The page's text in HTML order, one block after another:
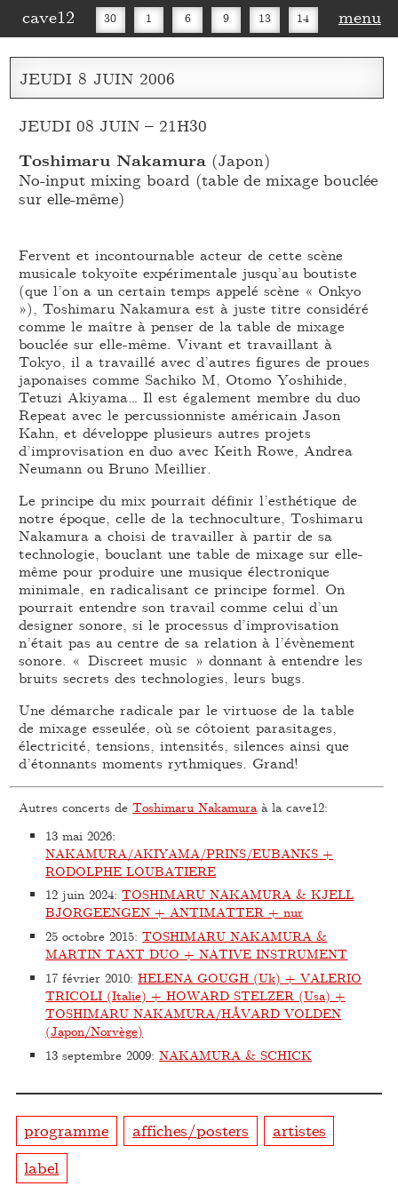
cave12 30 1 6 9 13 14
16 20 27 30
menu
JEUDI 8 JUIN 2006
JEUDI 08 JUIN – 21H30
Toshimaru Nakamura (Japon)
No-input mixing board (table de mixage bouclée
sur elle-même)
Fervent et incontournable acteur de cette scène
musicale tokyoïte expérimentale jusqu’au boutiste
(que l’on a un certain temps appelé scène « Onkyo
»), Toshimaru Nakamura est à juste titre considéré
comme le maître à penser de la table de mixage
bouclée sur elle-même. Vivant et travaillant à
Tokyo, il a travaillé avec d’autres figures de proues
japonaises comme Sachiko M, Otomo Yoshihide,
Tetuzi Akiyama… Il est également membre du duo
Repeat avec le percussionniste américain Jason
Kahn, et développe plusieurs autres projets
d’improvisation en duo avec Keith Rowe, Andrea
Neumann ou Bruno Meillier.
Le principe du mix pourrait définir l’esthétique de
notre époque, celle de la technoculture, Toshimaru
Nakamura a choisi de travailler à partir de sa
technologie, bouclant une table de mixage sur elle-
même pour produire une musique électronique
minimale, en radicalisant ce principe formel. On
pourrait entendre son travail comme celui d’un
designer sonore, si le processus d’improvisation
n’était pas au centre de sa relation à l’évènement
sonore. « Discreet music » donnant à entendre les
bruits secrets des technologies, leurs bugs.
Une démarche radicale par le virtuose de la table
de mixage esseulée, où se côtoient parasitages,
électricité, tensions, intensités, silences ainsi que
d’étonnants moments rythmiques. Grand!
Autres concerts deToshimaru Nakamuraà la cave12:
13 mai 2026:
NAKAMURA/AKIYAMA/PRINS/EUBANKS +
RODOLPHE LOUBATIERE
12 juin 2024:TOSHIMARU NAKAMURA & KJELL
BJORGEENGEN + ANTIMATTER + nur
25 octobre 2015:TOSHIMARU NAKAMURA &
MARTIN TAXT DUO + NATIVE INSTRUMENT
17 février 2010:HELENA GOUGH (Uk) + VALERIO
TRICOLI (Italie) + HOWARD STELZER (Usa) +
TOSHIMARU NAKAMURA/HÅVARD VOLDEN
(Japon/Norvège)
13 septembre 2009:NAKAMURA & SCHICK
programme affiches/posters
artistes
label